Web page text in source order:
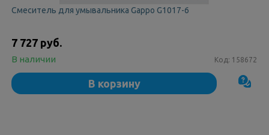
Смеситель для умывальника Gappo G1017-6
7 727 руб.
В наличии Код: 158672
В корзину